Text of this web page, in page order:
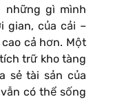
những gì mình
gian, của cải –
cả hơn. Một
trữ kho tàng
sẻ tài sản của
có thể sống